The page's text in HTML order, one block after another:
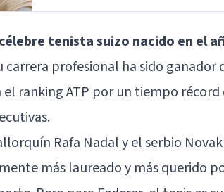
tenista suizo nacido en el
carrera profesional ha sido ganador
ranking ATP por un tiempo récord
Rafa Nadaly el serbio
más laureado y más querido